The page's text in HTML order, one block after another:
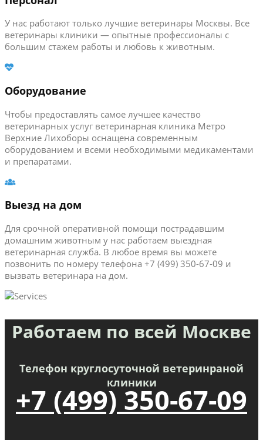
У нас работают только лучшие ветеринары Москвы. Все
ветеринары клиники — опытные профессионалы с
большим стажем работы и любовь к животным.
Оборудование
Чтобы предоставлять самое лучшее качество
ветеринарных услуг ветеринарная клиника Метро
Верхние Лихоборы оснащена современным
оборудованием и всеми необходимыми медикаментами
и препаратами.
Выезд на дом
Для срочной оперативной помощи пострадавшим
домашним животным у нас работаем выездная
ветеринарная служба. В любое время вы можете
позвонить по номеру телефона +7 (499) 350-67-09 и
вызвать ветеринара на дом.
Работаем по всей Москве
Телефон круглосуточной ветеринраной
клиники
+7 (499) 350-67-09